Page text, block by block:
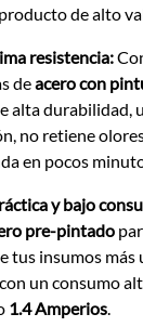
de alto
resistencia:
deacero con
alta durabilidad,
no retiene
en pocos
y bajo
pre-pintado
tus insumos más
un consumo
1.4 Amperios.